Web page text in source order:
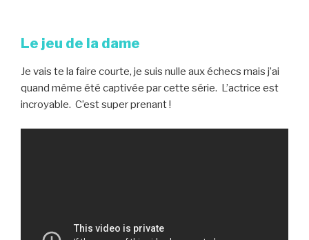
Le jeu de la dame
Je vais te la faire courte, je suis nulle aux échecs mais j’ai
quand même été captivée par cette série. L’actrice est
incroyable. C’est super prenant !